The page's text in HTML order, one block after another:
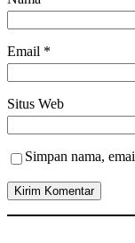
Email *
Situs Web
Simpan nama,